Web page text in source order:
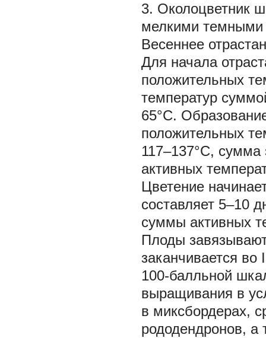
3. Околоцветник
мелкими темными
Весеннее
Для начала
положительных
температур
65°C.
положительных
117–137°С,
активных
Цветение
составляет 5–10
суммы активных
Плоды
заканчивается
100-балльной
выращивания в
в миксбордерах,
рододендронов, а